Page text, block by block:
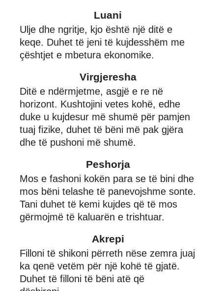
Luani
Ulje dhe ngritje, kjo është një ditë e
keqe. Duhet të jeni të kujdesshëm me
çështjet e mbetura ekonomike.
Virgjeresha
Ditë e ndërmjetme, asgjë e re në
horizont. Kushtojini vetes kohë, edhe
duke u kujdesur më shumë për pamjen
tuaj fizike, duhet të bëni më pak gjëra
dhe të pushoni më shumë.
Peshorja
Mos e fashoni kokën para se të bini dhe
mos bëni telashe të panevojshme sonte.
Tani duhet të kemi kujdes që të mos
gërmojmë të kaluarën e trishtuar.
Akrepi
Filloni të shikoni përreth nëse zemra juaj
ka qenë vetëm për një kohë të gjatë.
Duhet të filloni të bëni atë që